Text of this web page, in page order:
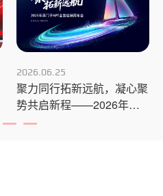
2026.06.25
聚力同行拓新远航，凝心聚
势共启新程——2026年西
门子APT全国经销商年会圆